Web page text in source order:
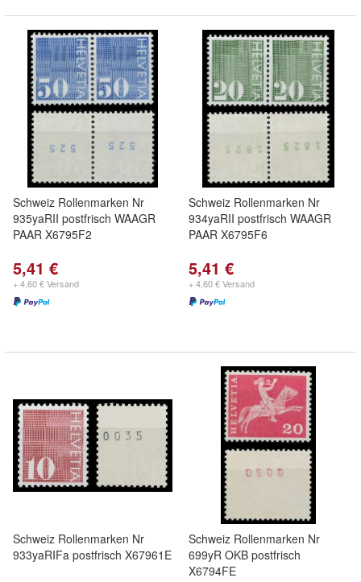
Schweiz Rollenmarken Nr
935yaRII postfrisch WAAGR
PAAR X6795F2
5,41 €
+ 4,60 € Versand
Schweiz Rollenmarken Nr
934yaRII postfrisch WAAGR
PAAR X6795F6
5,41 €
+ 4,60 € Versand
Schweiz Rollenmarken Nr
933yaRIFa postfrisch X67961E
Schweiz Rollenmarken Nr
699yR OKB postfrisch
X6794FE